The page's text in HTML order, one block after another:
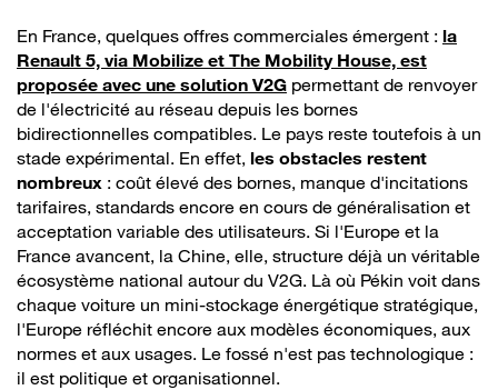
En France, quelques offres commerciales émergent : la
Renault 5, via Mobilize et The Mobility House, est
proposée avec une solution V2G permettant de renvoyer
de l'électricité au réseau depuis les bornes
bidirectionnelles compatibles. Le pays reste toutefois à un
stade expérimental. En effet, les obstacles restent
nombreux : coût élevé des bornes, manque d'incitations
tarifaires, standards encore en cours de généralisation et
acceptation variable des utilisateurs. Si l'Europe et la
France avancent, la Chine, elle, structure déjà un véritable
écosystème national autour du V2G. Là où Pékin voit dans
chaque voiture un mini-stockage énergétique stratégique,
l'Europe réfléchit encore aux modèles économiques, aux
normes et aux usages. Le fossé n'est pas technologique :
il est politique et organisationnel.